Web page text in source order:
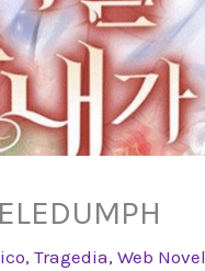
, Tragedia, Web Novel